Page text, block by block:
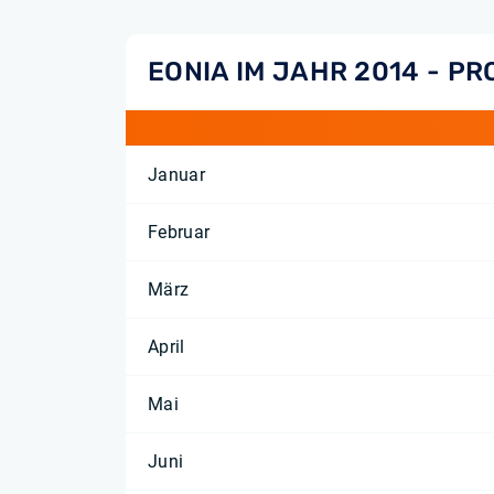
EONIA IM JAHR 2014 -
Januar
Februar
März
April
Mai
Juni